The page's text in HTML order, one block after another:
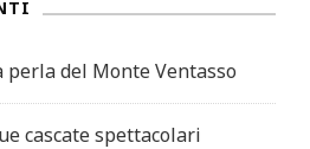
perla del Monte Ventasso
cascate spettacolari